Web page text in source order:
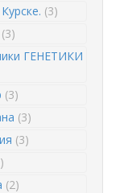
(3)
(3)
ГЕНЕТИКИ
(3)
(3)
(3)
(2)